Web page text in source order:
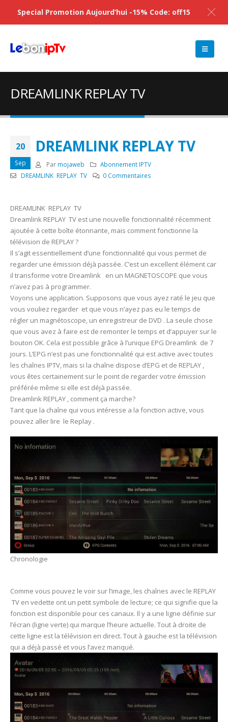
DREAMLINK REPLAY TV
20
Sep
DREAMLINK REPLAY TV
Par mojaweb
Abonnement IPTV
DREAMLINK REPLAY TV
0 Commentaires
DREAMLINK REPLAY TV
Dreamlink REPLAY TV est une nouvelle fonctionnalité récemment
ajoutée à cette boîte étonnante, mais comment fonctionne la
télévision de REPLAY ?
Il s’agit essentiellement d’une fonctionnalité qui vous permet de
regarder une émission déjà passée. C’est un excellent élément car
il transforme votre Dreamlink en un MAGNETOSCOPE que vous
n’avez pas à programmer.
Voyons une application. Supposons que vous ayez raté le jeu que
vous vouliez regarder et que vous n’ayez pas eu le temps de
régler un magnétoscope, un enregistreur de DVD . La seule chose
que vous avez à faire est de remonter le temps et d’appuyer sur le
bouton OK. Cela est possible grâce à l’unique EPG Dreamlink de 7
jours. L’EPG n’est pas une fonctionnalité qui est active avec toutes
les chaînes IPTV, mais si la chaîne dispose d’EPG et de REPLAY ,
vous êtes certainement sur le point de regarder votre émission
préférée même si elle est déjà passée.
Dreamlink REPLAY , comment ça marche?
Tant que la chaîne qui vous intéresse a la fonction active, vous
pouvez aller lire le Replay .
Chronologie
Comme vous pouvez le voir sur l’image, les chaînes avec le REPLAY
TV en vedette ont un petit symbole de lecture; ce qui signifie que la
fonction est disponible pour ces canaux. Il y a une ligne définie sur
l’écran (ligne verte) qui marque l’heure actuelle. Tout à droite de
cette ligne est la télévision en direct. Tout à gauche est la télévision
qui a déjà passé et vous l’avez manqué.
Special Promotion Aujourd’hui -15% Code: off15